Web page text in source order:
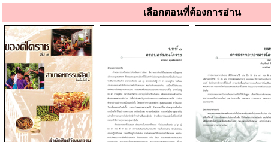
เลือกตอนที่ต้องการอ่าน